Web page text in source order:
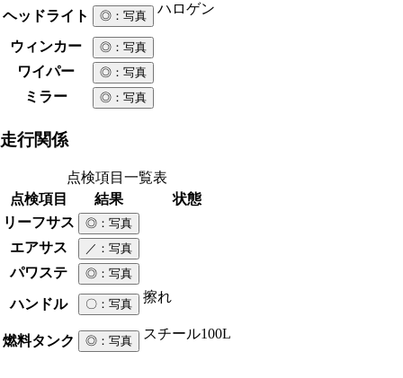
ヘッドライト ◎ ：写真 ハロゲン
ウィンカー ◎ ：写真
ワイパー ◎ ：写真
ミラー ◎ ：写真
走行関係
点検項目一覧表
点検項目
結果
状態
リーフサス
◎ ：写真
エアサス ／ ：写真
パワステ ◎ ：写真
ハンドル 〇 ：写真 擦れ
燃料タンク ◎ ：写真 スチール100L